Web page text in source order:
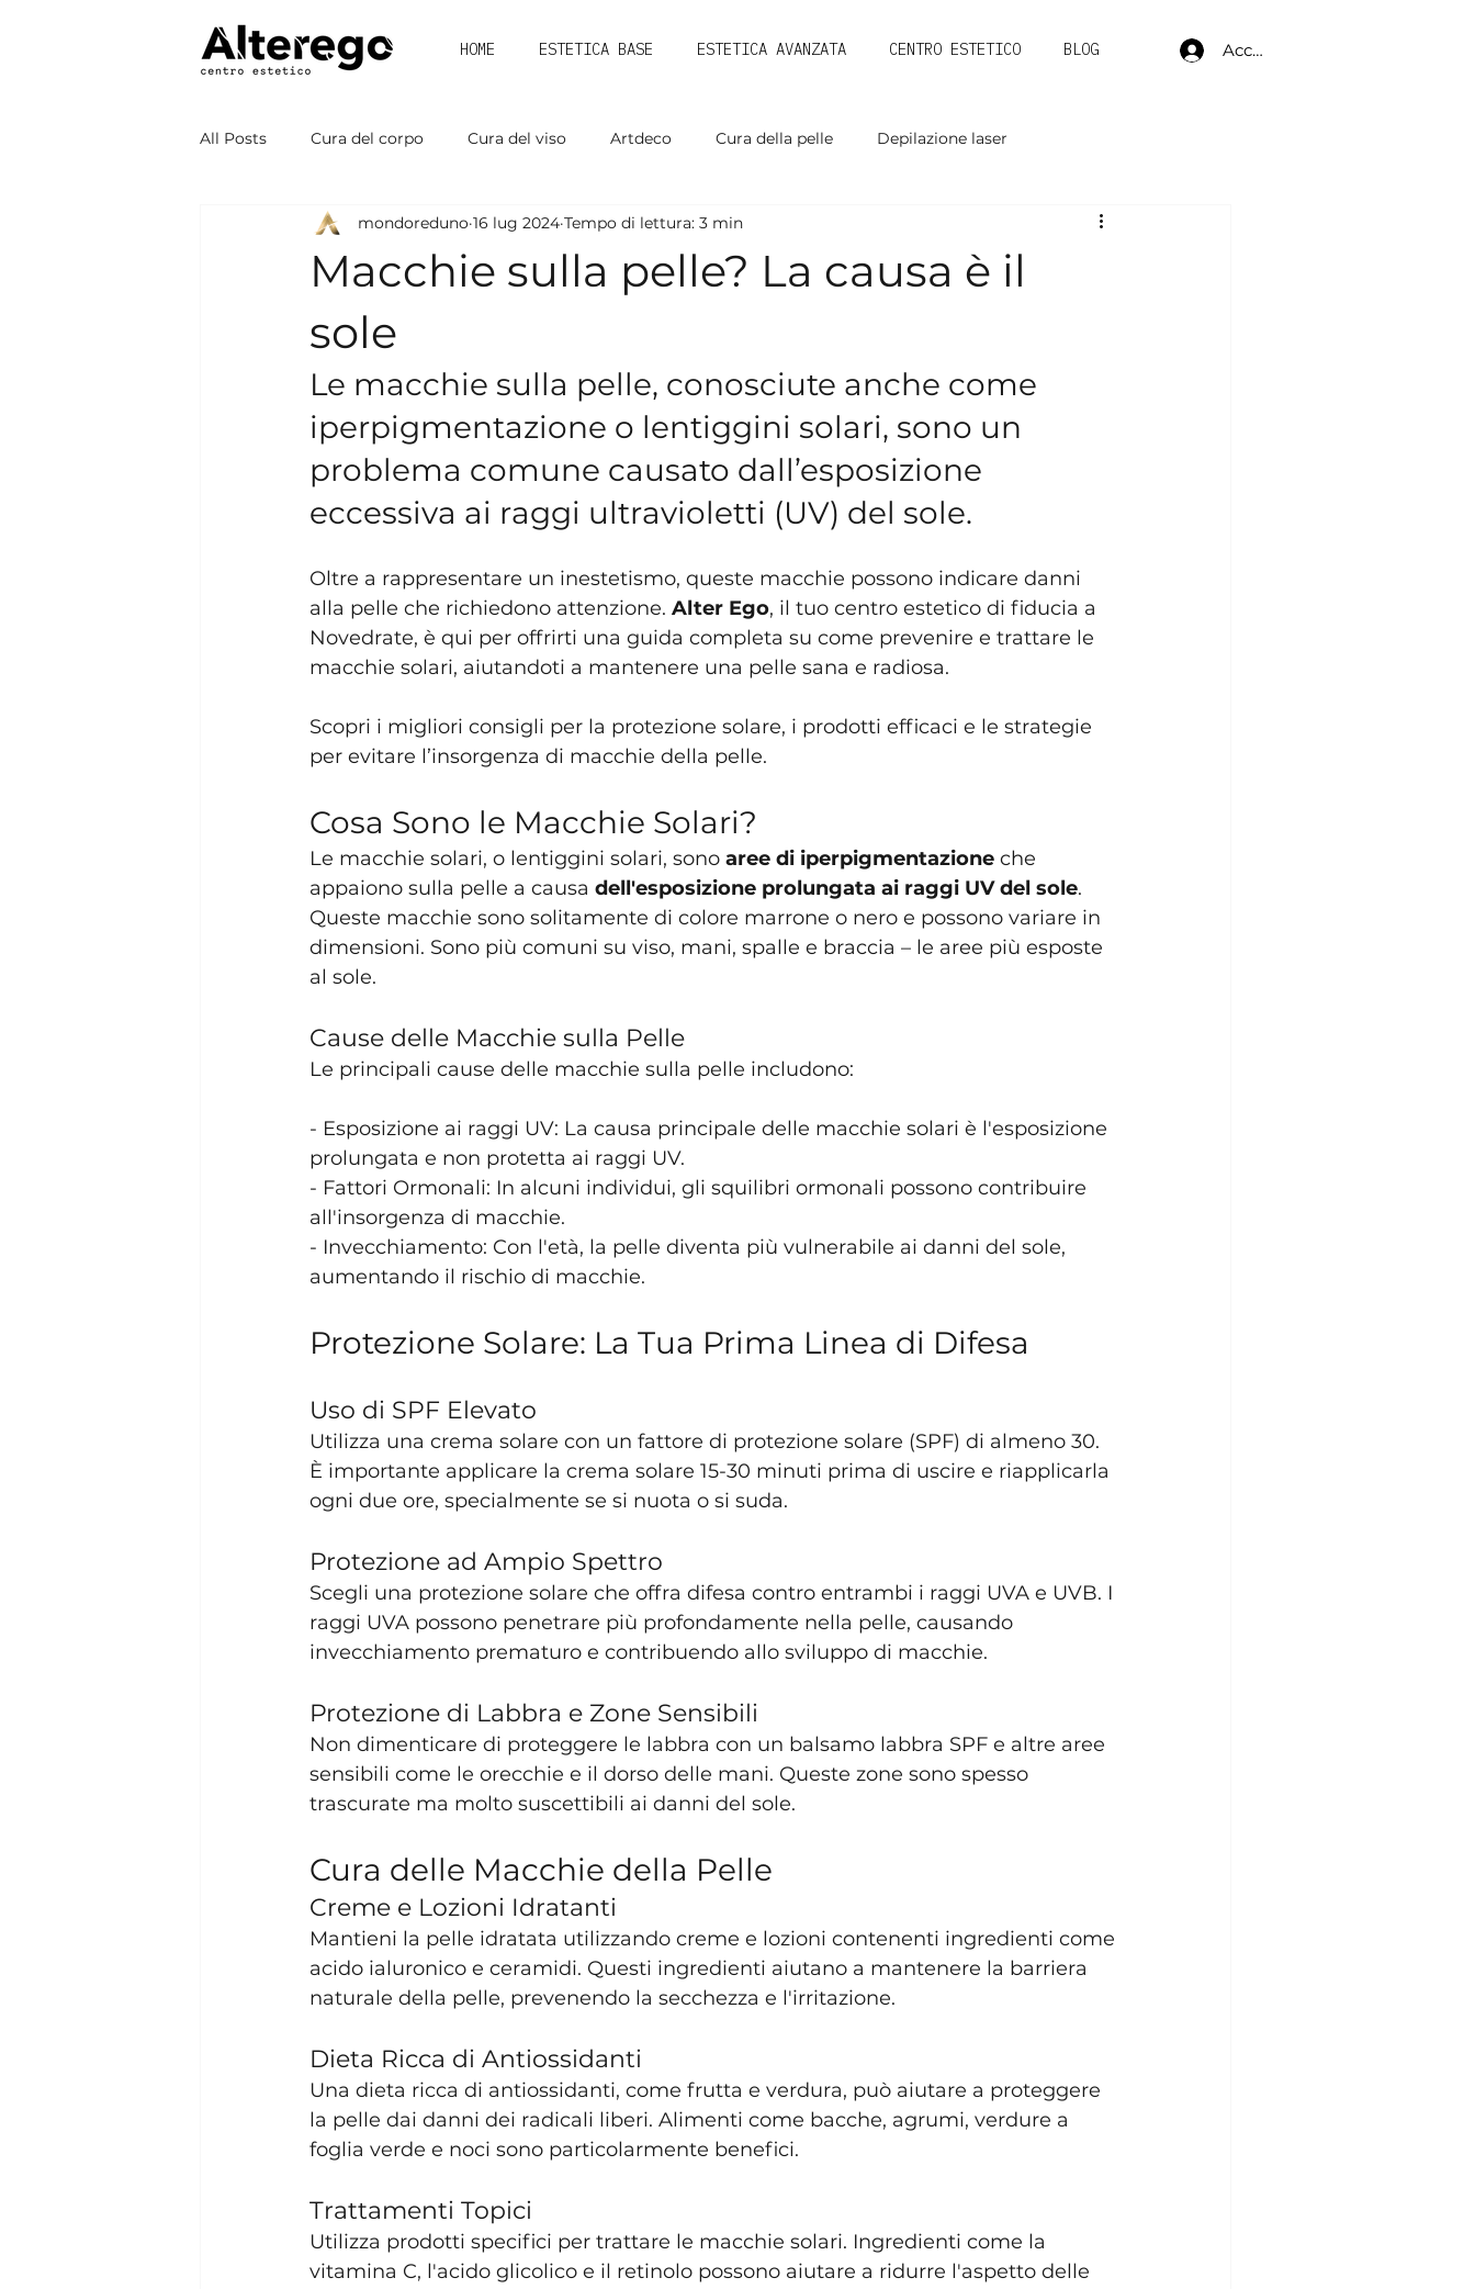
HOME ESTETICA BASE ESTETICA AVANZATA CENTRO ESTETICO BLOG Accedi
All Posts Cura del corpo Cura del viso Artdeco Cura della pelle Depilazione laser
Macchie sulla pelle? La causa è il
sole
mondoreduno 16 lug 2024 Tempo di lettura: 3 min
Le macchie sulla pelle, conosciute anche come
iperpigmentazione o lentiggini solari, sono un
problema comune causato dall’esposizione
eccessiva ai raggi ultravioletti (UV) del sole.
Oltre a rappresentare un inestetismo, queste macchie possono indicare danni
alla pelle che richiedono attenzione. Alter Ego, il tuo centro estetico di fiducia a
Novedrate, è qui per offrirti una guida completa su come prevenire e trattare le
macchie solari, aiutandoti a mantenere una pelle sana e radiosa.
Scopri i migliori consigli per la protezione solare, i prodotti efficaci e le strategie
per evitare l’insorgenza di macchie della pelle.
Cosa Sono le Macchie Solari?
Le macchie solari, o lentiggini solari, sono aree di iperpigmentazione che
appaiono sulla pelle a causa dell'esposizione prolungata ai raggi UV del sole.
Queste macchie sono solitamente di colore marrone o nero e possono variare in
dimensioni. Sono più comuni su viso, mani, spalle e braccia – le aree più esposte
al sole.
Cause delle Macchie sulla Pelle
Le principali cause delle macchie sulla pelle includono:
- Esposizione ai raggi UV: La causa principale delle macchie solari è l'esposizione
prolungata e non protetta ai raggi UV.
- Fattori Ormonali: In alcuni individui, gli squilibri ormonali possono contribuire
all'insorgenza di macchie.
- Invecchiamento: Con l'età, la pelle diventa più vulnerabile ai danni del sole,
aumentando il rischio di macchie.
Protezione Solare: La Tua Prima Linea di Difesa
Uso di SPF Elevato
Utilizza una crema solare con un fattore di protezione solare (SPF) di almeno 30.
È importante applicare la crema solare 15-30 minuti prima di uscire e riapplicarla
ogni due ore, specialmente se si nuota o si suda.
Protezione ad Ampio Spettro
Scegli una protezione solare che offra difesa contro entrambi i raggi UVA e UVB. I
raggi UVA possono penetrare più profondamente nella pelle, causando
invecchiamento prematuro e contribuendo allo sviluppo di macchie.
Protezione di Labbra e Zone Sensibili
Non dimenticare di proteggere le labbra con un balsamo labbra SPF e altre aree
sensibili come le orecchie e il dorso delle mani. Queste zone sono spesso
trascurate ma molto suscettibili ai danni del sole.
Cura delle Macchie della Pelle
Creme e Lozioni Idratanti
Mantieni la pelle idratata utilizzando creme e lozioni contenenti ingredienti come
acido ialuronico e ceramidi. Questi ingredienti aiutano a mantenere la barriera
naturale della pelle, prevenendo la secchezza e l'irritazione.
Dieta Ricca di Antiossidanti
Una dieta ricca di antiossidanti, come frutta e verdura, può aiutare a proteggere
la pelle dai danni dei radicali liberi. Alimenti come bacche, agrumi, verdure a
foglia verde e noci sono particolarmente benefici.
Trattamenti Topici
Utilizza prodotti specifici per trattare le macchie solari. Ingredienti come la
vitamina C, l'acido glicolico e il retinolo possono aiutare a ridurre l'aspetto delle